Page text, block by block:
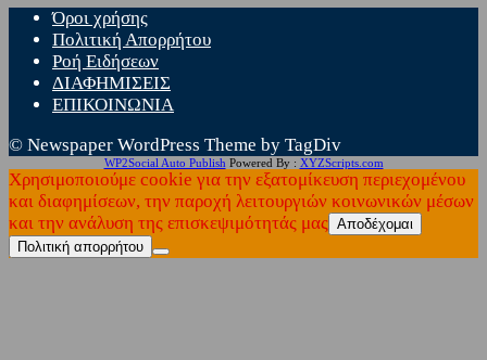
Όροι χρήσης
Πολιτική Απορρήτου
Ροή Ειδήσεων
ΔΙΑΦΗΜΙΣΕΙΣ
ΕΠΙΚΟΙΝΩΝΙΑ
© Newspaper WordPress Theme by TagDiv
WP2Social Auto Publish Powered By : XYZScripts.com
Χρησιμοποιούμε cookie για την εξατομίκευση περιεχομένου
και διαφημίσεων, την παροχή λειτουργιών κοινωνικών μέσων
και την ανάλυση της επισκεψιμότητάς μας Αποδέχομαι
Πολιτική απορρήτου